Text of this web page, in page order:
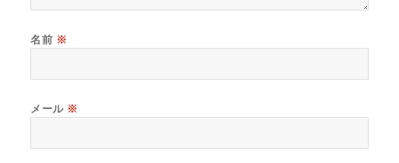
名前 ※
メール ※